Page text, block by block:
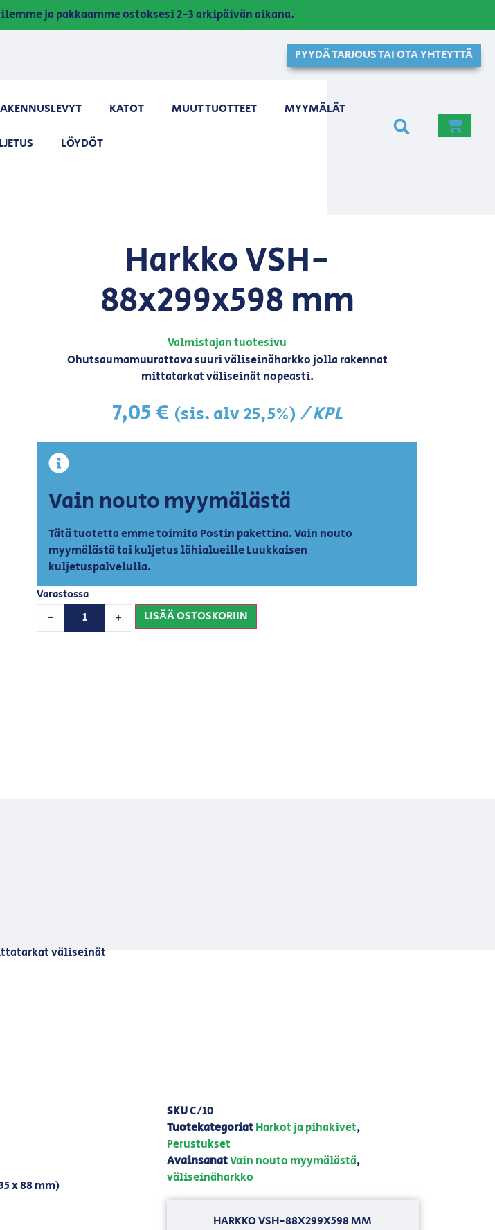
ja pakkaamme ostoksesi 2-3 arkipäivän aikana.
PYYDÄ TARJOUS TAI OTA YHTEYTTÄ
KATOT MUUT TUOTTEET MYYMÄLÄT
LÖYDÖT
Harkko VSH-
88x299x598 mm
Valmistajan tuotesivu
Ohutsaumamuurattava suuri väliseinäharkko jolla rakennat
mittatarkat väliseinät nopeasti.
7,05€ (sis. alv 25,5%)/ KPL
Vain nouto myymälästä
Tätä tuotetta emme toimita Postin pakettina. Vain nouto
myymälästä tai kuljetus lähialueille Luukkaisen
kuljetuspalvelulla.
Varastossa
- + LISÄÄ OSTOSKORIIN
väliseinät
x 88 mm)
SKUC/10
TuotekategoriatHarkot ja pihakivet,
Perustukset
AvainsanatVain nouto myymälästä,
väliseinäharkko
HARKKO VSH-88X299X598 MM